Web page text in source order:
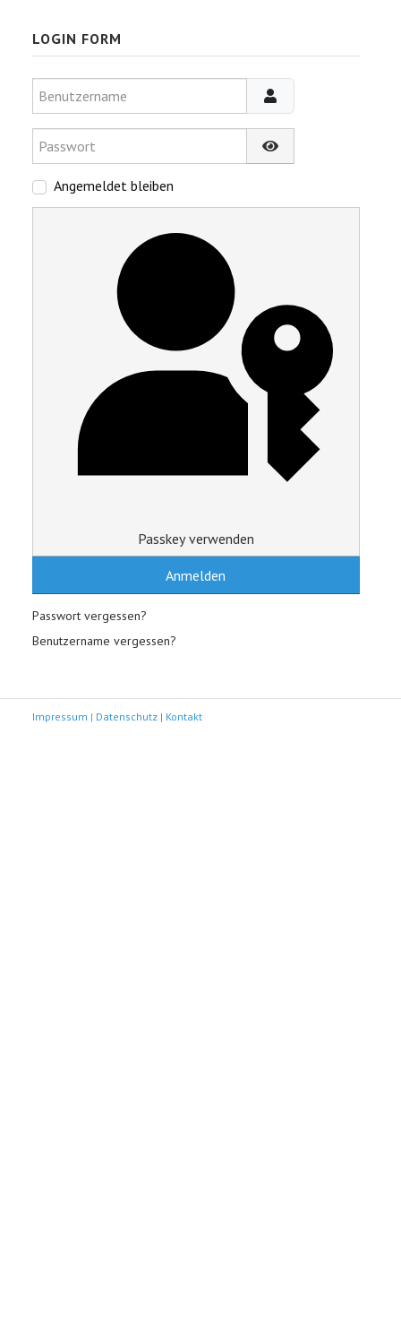
LOGIN FORM
Benutzername
Passwort
Passwort anzeigen
Angemeldet bleiben
Passkey verwenden
Anmelden
Passwort vergessen?
Benutzername vergessen?
Impressum | Datenschutz | Kontakt